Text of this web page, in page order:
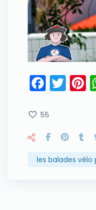
55
les balades